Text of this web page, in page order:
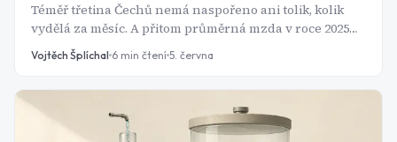
Téměř třetina Čechů nemá naspořeno ani tolik, kolik
vydělá za měsíc. A přitom průměrná mzda v roce 2025
přesáhla 49 tisíc korun hrubého. Problém není příjem -
problém je systém.
Vojtěch Šplíchal 6 min čtení 5. června